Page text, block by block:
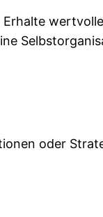
Erhalte
oder